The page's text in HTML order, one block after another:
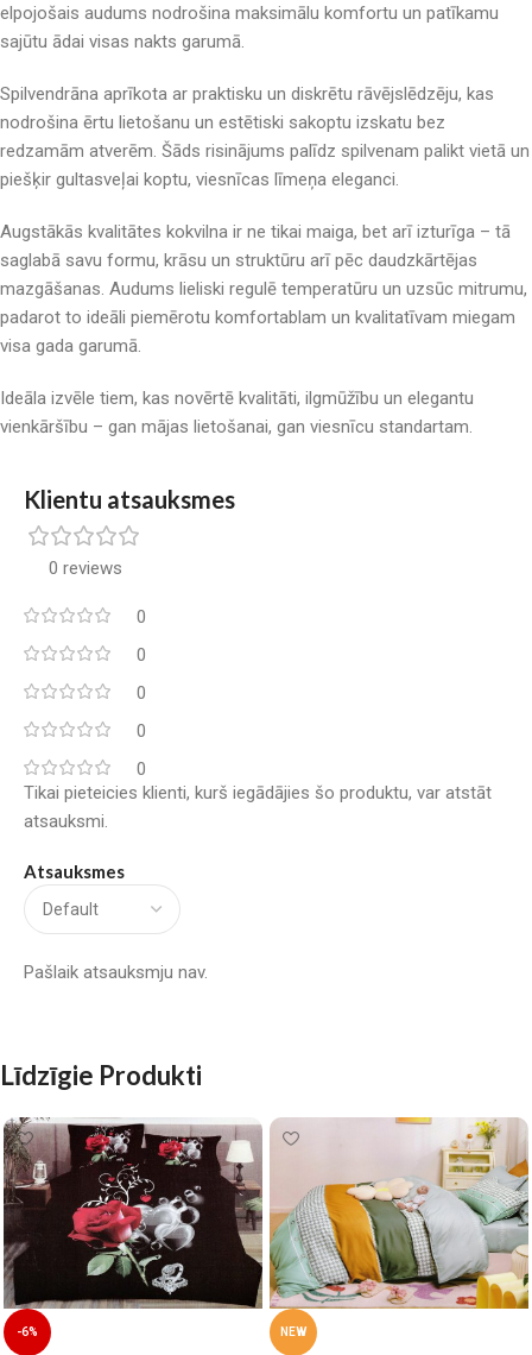
elpojošais audums nodrošina maksimālu komfortu un patīkamu
sajūtu ādai visas nakts garumā.
Spilvendrāna aprīkota ar praktisku un diskrētu rāvējslēdzēju, kas
nodrošina ērtu lietošanu un estētiski sakoptu izskatu bez
redzamām atverēm. Šāds risinājums palīdz spilvenam palikt vietā un
piešķir gultasveļai koptu, viesnīcas līmeņa eleganci.
Augstākās kvalitātes kokvilna ir ne tikai maiga, bet arī izturīga – tā
saglabā savu formu, krāsu un struktūru arī pēc daudzkārtējas
mazgāšanas. Audums lieliski regulē temperatūru un uzsūc mitrumu,
padarot to ideāli piemērotu komfortablam un kvalitatīvam miegam
visa gada garumā.
Ideāla izvēle tiem, kas novērtē kvalitāti, ilgmūžību un elegantu
vienkāršību – gan mājas lietošanai, gan viesnīcu standartam.
Klientu atsauksmes
0 reviews
0
0
0
0
0
Atsauksmes
Pašlaik atsauksmju nav.
Tikai pieteicies klienti, kurš iegādājies šo produktu, var atstāt
atsauksmi.
Līdzīgie Produkti
-6% NEW